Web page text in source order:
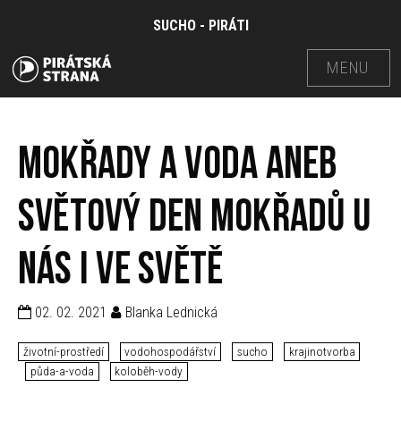
SUCHO - PIRÁTI
MENU
Mokřady a voda aneb
světový den mokřadů u
nás i ve světě
02. 02. 2021 Blanka Lednická
životní-prostředí vodohospodářství sucho
krajinotvorba
půda-a-voda
koloběh-vody